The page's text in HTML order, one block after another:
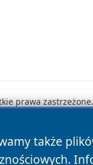
także
prawa zastrzeżone.
Polityka